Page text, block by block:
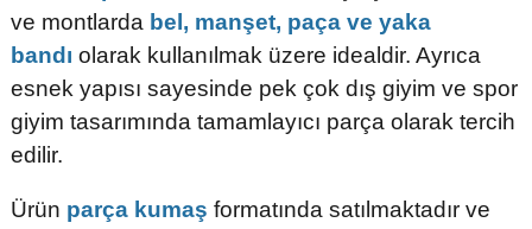
ve montlarda bel, manşet, paça ve yaka
bandı olarak kullanılmak üzere idealdir. Ayrıca
esnek yapısı sayesinde pek çok dış giyim ve spor
giyim tasarımında tamamlayıcı parça olarak tercih
edilir.
Ürün parça kumaş formatında satılmaktadır ve